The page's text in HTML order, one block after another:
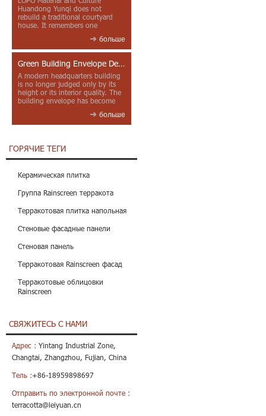
Huandong Yunqi does not
rebuild a traditional courtyard
house. It remembers one
больше
Green Building Envelope Design: Clay Sunscreen Fins for Modern Headquarters Architecture
A modern headquarters building
is no longer judged only by its
height or its interior quality. The
building envelope has become
больше
ГОРЯЧИЕ ТЕГИ
Керамическая плитка
Группа Rainscreen терракота
Терракотовая плитка напольная
Стеновые фасадные панели
Стеновая панель
Терракотовая Rainscreen фасад
Терракотовые облицовки
Rainscreen
СВЯЖИТЕСЬ С НАМИ
Адрес : Yintang Industrial Zone,
Changtai, Zhangzhou, Fujian, China
Тель :+86-18959898697
Отправить по электронной почте :
terracotta@leiyuan.cn